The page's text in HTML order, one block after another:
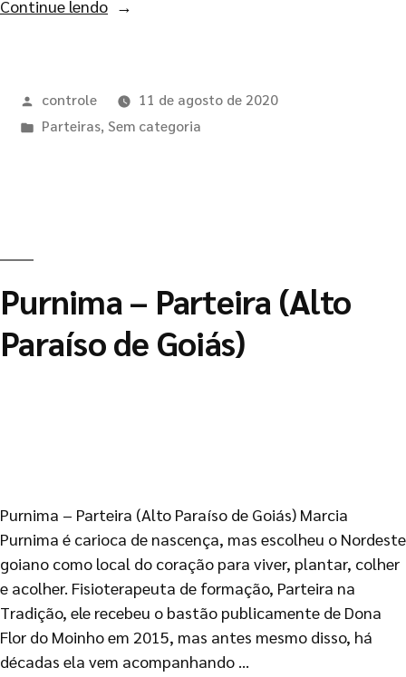
Continue lendo
controle
11 de agosto de 2020
Parteiras, Sem categoria
Purnima – Parteira (Alto
Paraíso de Goiás)
Purnima – Parteira (Alto Paraíso de Goiás) Marcia
Purnima é carioca de nascença, mas escolheu o Nordeste
goiano como local do coração para viver, plantar, colher
e acolher. Fisioterapeuta de formação, Parteira na
Tradição, ele recebeu o bastão publicamente de Dona
Flor do Moinho em 2015, mas antes mesmo disso, há
décadas ela vem acompanhando …